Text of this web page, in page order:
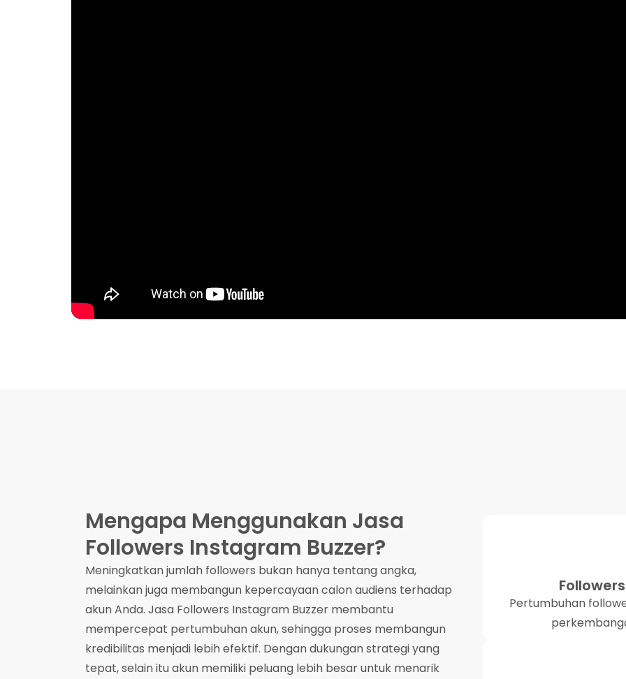
Mengapa Menggunakan Jasa
Followers Instagram Buzzer?
Meningkatkan jumlah followers bukan hanya tentang angka,
melainkan juga membangun kepercayaan calon audiens terhadap
akun Anda. Jasa Followers Instagram Buzzer membantu
mempercepat pertumbuhan akun, sehingga proses membangun
kredibilitas menjadi lebih efektif. Dengan dukungan strategi yang
tepat, selain itu akun memiliki peluang lebih besar untuk menarik
Pertumbuhan